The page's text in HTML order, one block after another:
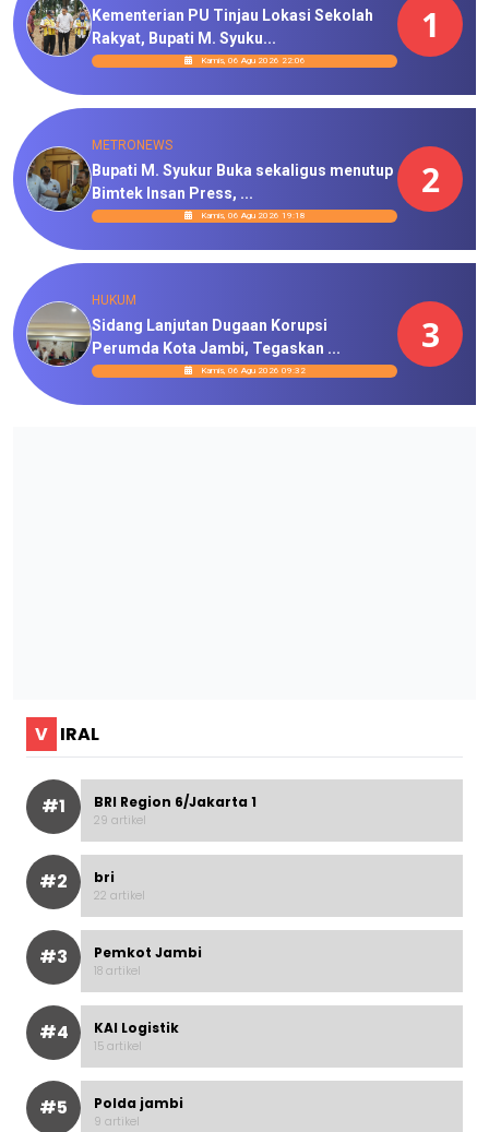
Kementerian PU Tinjau Lokasi Sekolah
Rakyat, Bupati M. Syuku...
Kamis, 06 Agu 2026 22:06
1
METRONEWS
Bupati M. Syukur Buka sekaligus menutup
Bimtek Insan Press, ...
Kamis, 06 Agu 2026 19:18
2
HUKUM
Sidang Lanjutan Dugaan Korupsi
Perumda Kota Jambi, Tegaskan ...
Kamis, 06 Agu 2026 09:32
3
V IRAL
#1 BRI Region 6/Jakarta 1
29 artikel
#2 bri
22 artikel
#3 Pemkot Jambi
18 artikel
#4 KAI Logistik
15 artikel
#5 Polda jambi
9 artikel